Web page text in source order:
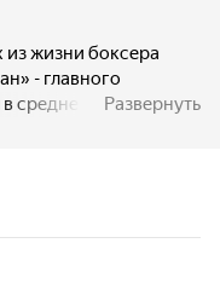
жизни боксера
- главного
среднем весе в июне
тюремным срокам.
Развернуть